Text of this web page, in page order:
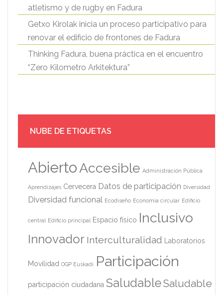
atletismo y de rugby en Fadura
Getxo Kirolak inicia un proceso participativo para
renovar el edificio de frontones de Fadura
Thinking Fadura, buena práctica en el encuentro
“Zero Kilometro Arkitektura”
NUBE DE ETIQUETAS
AbiertoAccesible Administración Pública
Aprendizajes Cervecera Datos de participación Diversidad
Diversidad funcional Ecodiseño Economía circular Edificio
central Edificio principal Espacio físico Inclusivo
Innovador Interculturalidad Laboratorios
Movilidad OGP Euskadi Participación
participación ciudadana SaludableSaludable